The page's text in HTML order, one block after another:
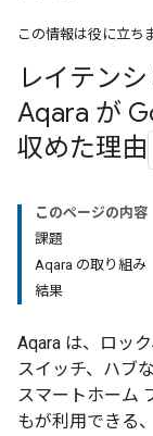
この情報は役に立ち
レイテン
Aqara が
収めた理由
このページの内容
課題
Aqara の取り組み
結果
Aqara は、ロッ
スイッチ、ハブ
スマートホーム
もが利用できる